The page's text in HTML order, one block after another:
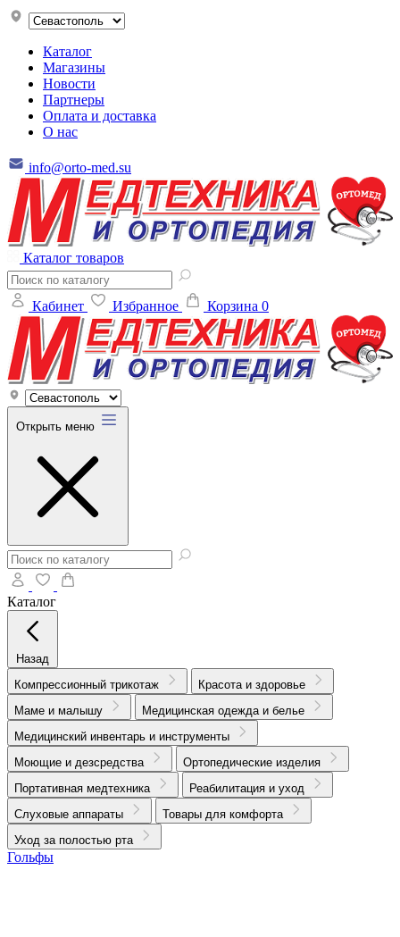
Каталог
Магазины
Новости
Партнеры
Оплата и доставка
О нас
info@orto-med.su
Каталог товаров
Кабинет Избранное Корзина 0
Открыть меню
Каталог
Назад
Компрессионный трикотаж
Красота и здоровье
Маме и малышу
Медицинская одежда и белье
Медицинский инвентарь и инструменты
Моющие и дезсредства
Ортопедические изделия
Портативная медтехника
Реабилитация и уход
Слуховые аппараты
Товары для комфорта
Уход за полостью рта
Гольфы